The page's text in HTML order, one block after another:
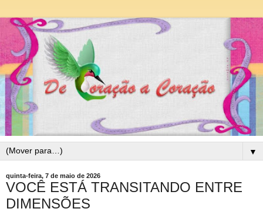
▼
quinta-feira, 7 de maio de 2026
VOCÊ ESTÁ TRANSITANDO ENTRE
DIMENSÕES